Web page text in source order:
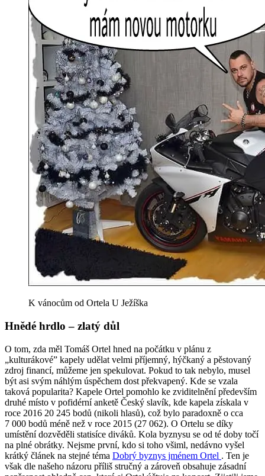
K vánocům od Ortela U Ježíška
Hnědé hrdlo – zlatý důl
O tom, zda měl Tomáš Ortel hned na počátku v plánu z
„kulturákové” kapely udělat velmi příjemný, hýčkaný a pěstovaný
zdroj financí, můžeme jen spekulovat. Pokud to tak nebylo, musel
být asi svým náhlým úspěchem dost překvapený. Kde se vzala
taková popularita? Kapele Ortel pomohlo ke zviditelnění především
druhé místo v pofidérní anketě Český slavík, kde kapela získala v
roce 2016 20 245 bodů (nikoli hlasů), což bylo paradoxně o cca
7 000 bodů méně než v roce 2015 (27 062). O Ortelu se díky
umístění dozvěděli statisíce diváků. Kola byznysu se od té doby točí
na plné obrátky. Nejsme první, kdo si toho všiml, nedávno vyšel
krátký článek na stejné téma Dobrý byznys jménem Ortel . Ten je
však dle našeho názoru příliš stručný a zároveň obsahuje zásadní